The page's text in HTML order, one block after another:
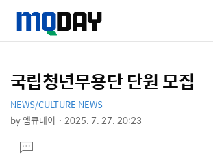
상
세
컨
본
문
제
목
국립청년무용단 단원 모집
NEWS/CULTURE NEWS
by엠큐데이 2025. 7. 27. 20:23
본
댓